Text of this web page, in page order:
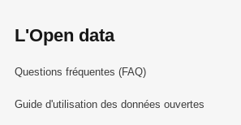
L'Open data
Questions fréquentes (FAQ)
Guide d'utilisation des données ouvertes